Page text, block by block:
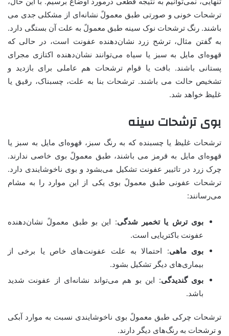
ترشحات خونی و صورتی طبق معمولً نشانه‌ای از مشکلی جدی می
باشند. رنگ ترشحات نوک سینه طبق معمولً به علت آن بستگی دارد.
به گفتن مثال، ترشح زرد نشان‌دهنده عفونت است، در حالی که
قهوه‌ای مایل به سبز یا سیاه می‌توانند نشان‌دهنده اکتازی مجرای
پستانی باشند. بافت یا قوام ترشحات هم عاملی برای بازدید و
تشخیص حالت می باشند. ترشحات بنا به علت، چسبناک، رقیق یا
غلیظ خواهد شد.
بوی ترشحات سینه
ترشحات غلیظ یا چسبنده که به رنگ سبز، قهوه‌ای مایل به سبز یا
قهوه‌ای مایل به قرمز می باشند، طبق معمولً بوی خاصی ندارند.
چرک زرد در تاثییر عفونت تشکیل می‌بشود و بوی ناخوشایندی دارد.
ترشحات عفونی طبق معمولً بوی یکی از این موارد را به مشام
می‌رسانند:
بوی ترش یا تخمیر شدگی: این بو طبق معمولً نشان‌دهنده
عفونت باکتریایی است.
بوی ماهی: احتمالا به علت عفونت‌های خاص یا برخی از
بیماری‌های دیگر تشکیل بشود.
بوی گندیدگی: این بو هم می‌تواند نشانه‌ای از عفونت شدید
باشد.
ترشحات چرکی طبق معمولً بوی ناخوشایندی نسبت به موارد آبکی
و ترشحات به رنگ‌های دیگر دارند.